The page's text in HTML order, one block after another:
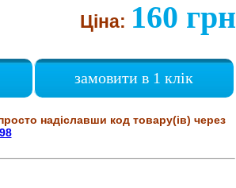
Ціна: 160 грн
замовити в 1 клік
надіславши код товару(ів) через